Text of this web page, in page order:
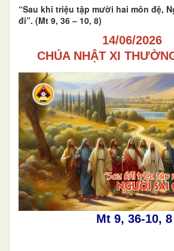
“Sau khi triệu tập mười hai môn đệ,
đi”. (Mt 9, 36 – 10, 8)
14/06/2026
CHÚA NHẬT XI
Mt 9, 36-10, 8